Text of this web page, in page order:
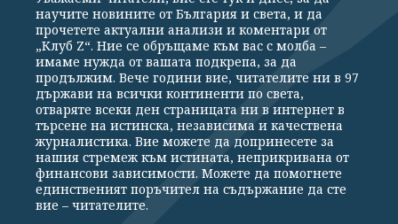
Общи условия
Политика за поверителност
Реклама
Партньори Контакти
За Клуб Z
Екип
Подкрепете ни
Издател на www.clubz.bg е „Клуб Зебра Медия“ ЕООД, София, ул. "Алеко
Константинов" 3. Всички права запазени 2026 „Клуб Зебра Медия“
научите новините от България и света, и да
прочетете актуални анализи и коментари от
„Клуб Z“. Ние се обръщаме към вас с молба –
имаме нужда от вашата подкрепа, за да
продължим. Вече години вие, читателите ни в 97
държави на всички континенти по света,
отваряте всеки ден страницата ни в интернет в
търсене на истинска, независима и качествена
журналистика. Вие можете да допринесете за
нашия стремеж към истината, неприкривана от
финансови зависимости. Можете да помогнете
единственият поръчител на съдържание да сте
вие – читателите.